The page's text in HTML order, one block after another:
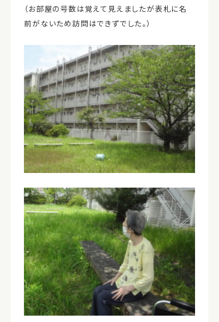
（お部屋の号数は覚えて見えましたが表札に名
前がないため訪問はできずでした。）